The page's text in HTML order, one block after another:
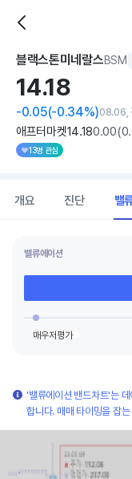
블랙스톤미네랄스BSM
14.18
-0.05(-0.34%)08.06,
애프터마켓14.180.00(0
13명 관심
개요 진단 밸
밸류에이션
'밸류에이션 밴드차트'는
합니다. 매매 타이밍을 잡